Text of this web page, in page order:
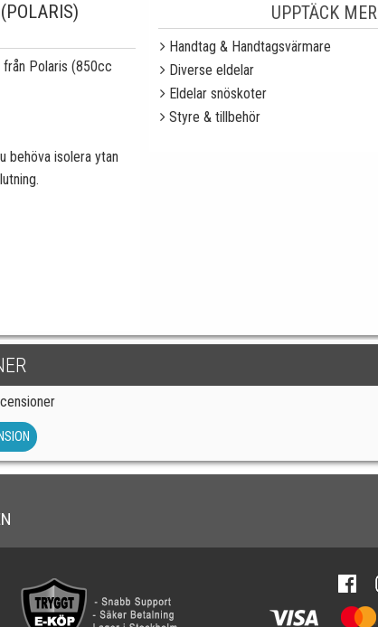
Polaris (850cc
behöva isolera ytan
UPPTÄCK MER
Handtag & Handtagsvärmare
Diverse eldelar
Eldelar snöskoter
Styre & tillbehör